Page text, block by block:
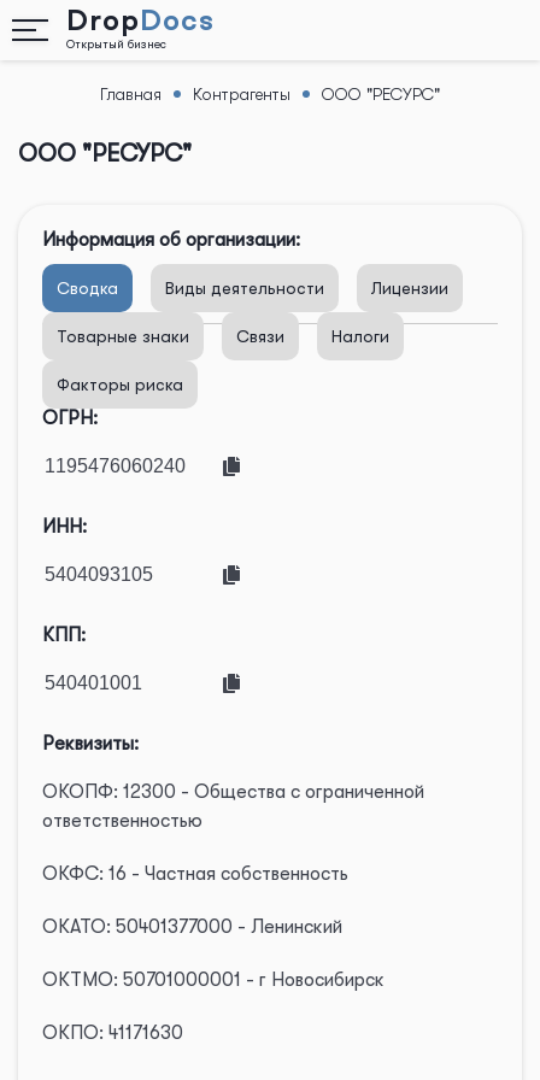
DropDocs
Открытый бизнес
Главная Контрагенты ООО "РЕСУРС"
ООО "РЕСУРС"
Информация об организации:
Сводка Виды деятельности Лицензии
Товарные знаки Связи Налоги
Факторы риска
ОГРН:
ИНН:
КПП:
Реквизиты:
ОКОПФ: 12300 - Общества с ограниченной
ответственностью
ОКФС: 16 - Частная собственность
ОКАТО: 50401377000 - Ленинский
ОКТМО: 50701000001 - г Новосибирск
ОКПО: 41171630